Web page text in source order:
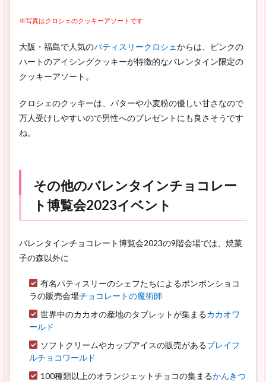
※写真はクロシェのクッキーアソートです
大阪・福島で人気のパティスリークロシェからは、ピンクの
ハートのアイシングクッキーが特徴的なバレンタイン限定の
クッキーアソート。
クロシェのクッキーは、バターや小麦粉の優しい甘さなので
万人受けしやすいので男性へのプレゼントにも良さそうです
ね。
その他のバレンタインチョコレー
ト博覧会2023イベント
バレンタインチョコレート博覧会2023の9階会場では、焼菓
子の森以外に
有名パティスリーのシェフたちによるボンボンショコ
ラの販売会場チョコレートの魔術師
世界中のカカオの産地のタブレットが集まるカカオワ
ールド
ソフトクリームやカップアイスの販売があるプレイフ
ルチョコワールド
100種類以上のオランジェットチョコの集まるかんきつ